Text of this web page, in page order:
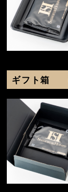
ギフト箱